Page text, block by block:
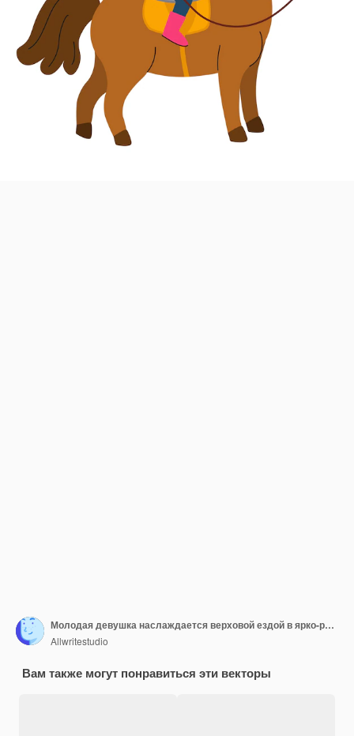
Молодая девушка наслаждается верховой ездой в ярко-розовой шапке с улыбающимся пони
Allwritestudio
Вам также могут понравиться эти векторы